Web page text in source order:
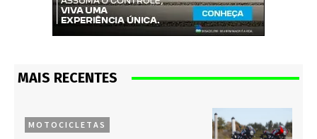
MAIS RECENTES
MOTOCICLETAS